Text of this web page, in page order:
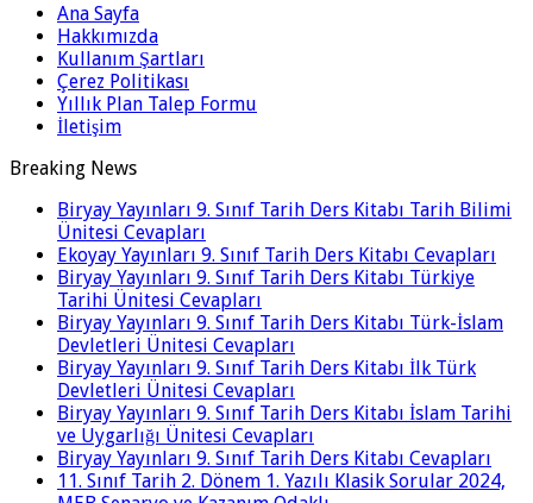
Ana Sayfa
Hakkımızda
Kullanım Şartları
Çerez Politikası
Yıllık Plan Talep Formu
İletişim
Breaking News
Biryay Yayınları 9. Sınıf Tarih Ders Kitabı Tarih Bilimi
Ünitesi Cevapları
Ekoyay Yayınları 9. Sınıf Tarih Ders Kitabı Cevapları
Biryay Yayınları 9. Sınıf Tarih Ders Kitabı Türkiye
Tarihi Ünitesi Cevapları
Biryay Yayınları 9. Sınıf Tarih Ders Kitabı Türk-İslam
Devletleri Ünitesi Cevapları
Biryay Yayınları 9. Sınıf Tarih Ders Kitabı İlk Türk
Devletleri Ünitesi Cevapları
Biryay Yayınları 9. Sınıf Tarih Ders Kitabı İslam Tarihi
ve Uygarlığı Ünitesi Cevapları
Biryay Yayınları 9. Sınıf Tarih Ders Kitabı Cevapları
11. Sınıf Tarih 2. Dönem 1. Yazılı Klasik Sorular 2024,